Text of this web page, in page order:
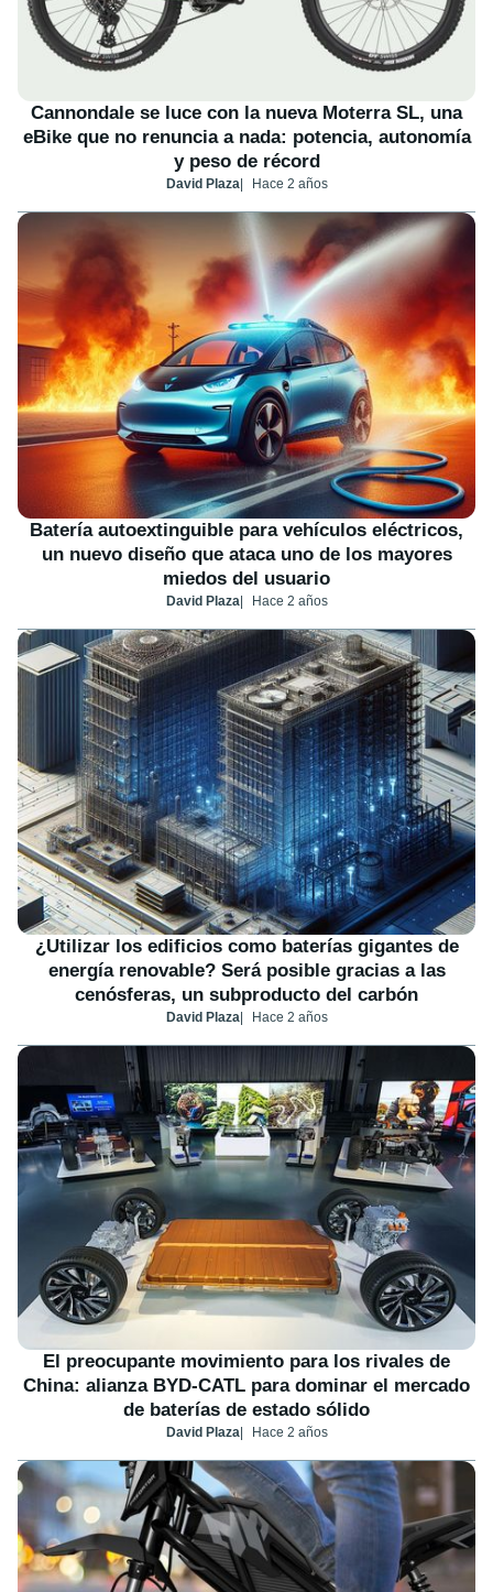
Cannondale se luce con la nueva Moterra SL, una
eBike que no renuncia a nada: potencia, autonomía
y peso de récord
David Plaza Hace 2 años
Batería autoextinguible para vehículos eléctricos,
un nuevo diseño que ataca uno de los mayores
miedos del usuario
David Plaza Hace 2 años
¿Utilizar los edificios como baterías gigantes de
energía renovable? Será posible gracias a las
cenósferas, un subproducto del carbón
David Plaza Hace 2 años
El preocupante movimiento para los rivales de
China: alianza BYD-CATL para dominar el mercado
de baterías de estado sólido
David Plaza Hace 2 años